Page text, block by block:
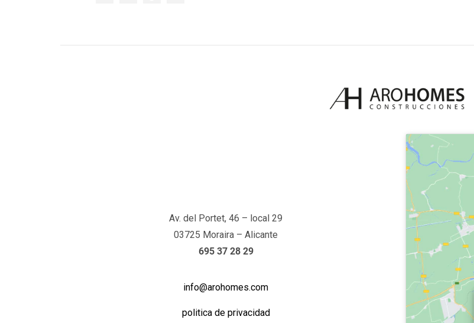
Av. del Portet, 46 – local 29
03725 Moraira – Alicante
695 37 28 29
info@arohomes.com
politica de privacidad